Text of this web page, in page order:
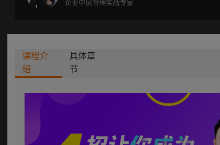
企业中层管理实战专家
课程介
绍
具体章
节